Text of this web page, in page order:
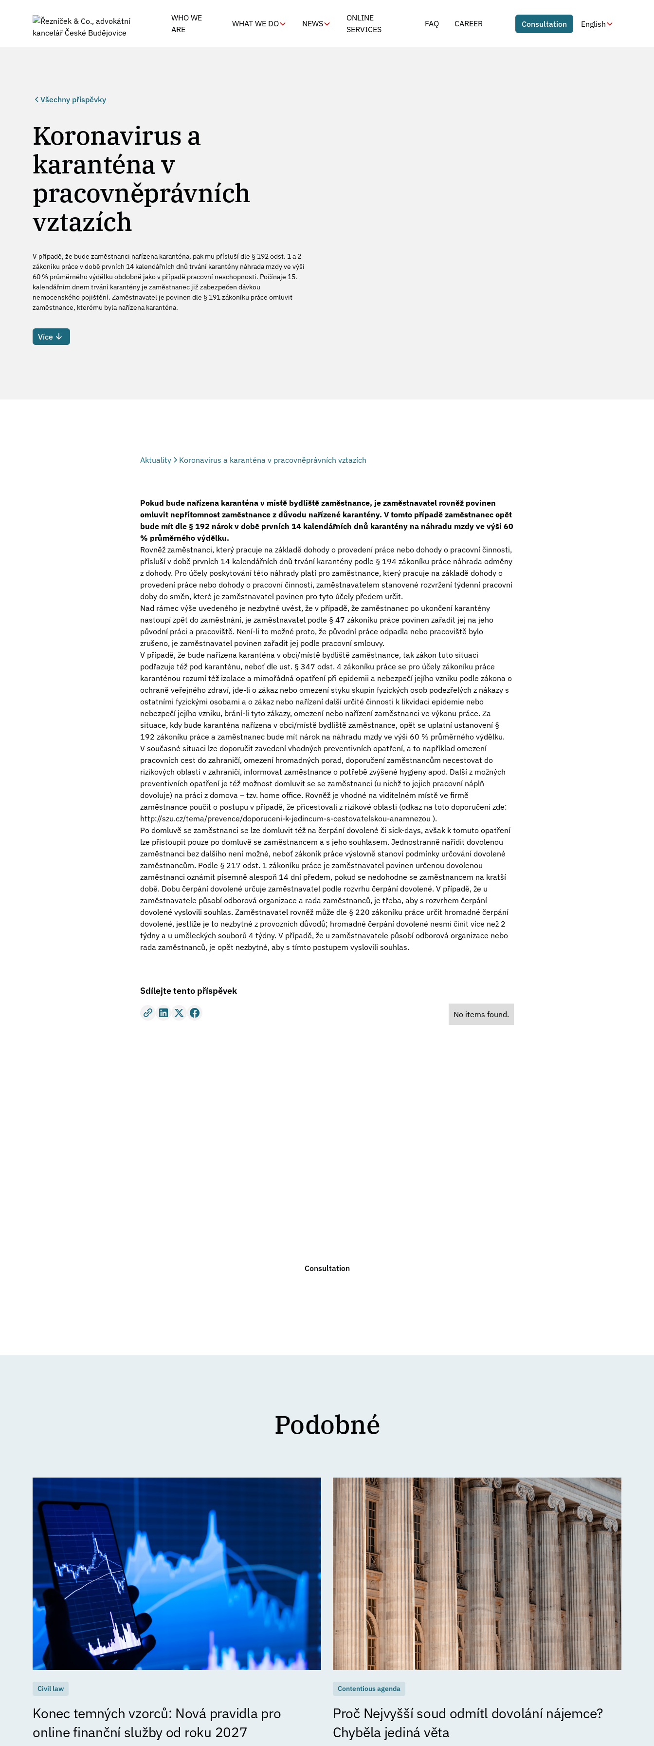
WHO WE
ARE
WHAT WE DO NEWS
ONLINE
SERVICES
FAQ CAREER Consultation English
Všechny příspěvky
Koronavirus a
karanténa v
pracovněprávních
vztazích
V případě, že bude zaměstnanci nařízena karanténa, pak mu přísluší dle § 192 odst. 1 a 2
zákoníku práce v době prvních 14 kalendářních dnů trvání karantény náhrada mzdy ve výši
60 % průměrného výdělku obdobně jako v případě pracovní neschopnosti. Počínaje 15.
kalendářním dnem trvání karantény je zaměstnanec již zabezpečen dávkou
nemocenského pojištění. Zaměstnavatel je povinen dle § 191 zákoníku práce omluvit
zaměstnance, kterému byla nařízena karanténa.
Více
Aktuality Koronavirus a karanténa v pracovněprávních vztazích
Pokud bude nařízena karanténa v místě bydliště zaměstnance, je zaměstnavatel rovněž povinen
omluvit nepřítomnost zaměstnance z důvodu nařízené karantény. V tomto případě zaměstnanec opět
bude mít dle § 192 nárok v době prvních 14 kalendářních dnů karantény na náhradu mzdy ve výši 60
% průměrného výdělku.
Rovněž zaměstnanci, který pracuje na základě dohody o provedení práce nebo dohody o pracovní činnosti,
přísluší v době prvních 14 kalendářních dnů trvání karantény podle § 194 zákoníku práce náhrada odměny
z dohody. Pro účely poskytování této náhrady platí pro zaměstnance, který pracuje na základě dohody o
provedení práce nebo dohody o pracovní činnosti, zaměstnavatelem stanovené rozvržení týdenní pracovní
doby do směn, které je zaměstnavatel povinen pro tyto účely předem určit.
Nad rámec výše uvedeného je nezbytné uvést, že v případě, že zaměstnanec po ukončení karantény
nastoupí zpět do zaměstnání, je zaměstnavatel podle § 47 zákoníku práce povinen zařadit jej na jeho
původní práci a pracoviště. Není-li to možné proto, že původní práce odpadla nebo pracoviště bylo
zrušeno, je zaměstnavatel povinen zařadit jej podle pracovní smlouvy.
V případě, že bude nařízena karanténa v obci/místě bydliště zaměstnance, tak zákon tuto situaci
podřazuje též pod karanténu, neboť dle ust. § 347 odst. 4 zákoníku práce se pro účely zákoníku práce
karanténou rozumí též izolace a mimořádná opatření při epidemii a nebezpečí jejího vzniku podle zákona o
ochraně veřejného zdraví, jde-li o zákaz nebo omezení styku skupin fyzických osob podezřelých z nákazy s
ostatními fyzickými osobami a o zákaz nebo nařízení další určité činnosti k likvidaci epidemie nebo
nebezpečí jejího vzniku, brání-li tyto zákazy, omezení nebo nařízení zaměstnanci ve výkonu práce. Za
situace, kdy bude karanténa nařízena v obci/místě bydliště zaměstnance, opět se uplatní ustanovení §
192 zákoníku práce a zaměstnanec bude mít nárok na náhradu mzdy ve výši 60 % průměrného výdělku.
V současné situaci lze doporučit zavedení vhodných preventivních opatření, a to například omezení
pracovních cest do zahraničí, omezení hromadných porad, doporučení zaměstnancům necestovat do
rizikových oblastí v zahraničí, informovat zaměstnance o potřebě zvýšené hygieny apod. Další z možných
preventivních opatření je též možnost domluvit se se zaměstnanci (u nichž to jejich pracovní náplň
dovoluje) na práci z domova – tzv. home office. Rovněž je vhodné na viditelném místě ve firmě
zaměstnance poučit o postupu v případě, že přicestovali z rizikové oblasti (odkaz na toto doporučení zde:
http://szu.cz/tema/prevence/doporuceni-k-jedincum-s-cestovatelskou-anamnezou ).
Po domluvě se zaměstnanci se lze domluvit též na čerpání dovolené či sick-days, avšak k tomuto opatření
lze přistoupit pouze po domluvě se zaměstnancem a s jeho souhlasem. Jednostranně nařídit dovolenou
zaměstnanci bez dalšího není možné, neboť zákoník práce výslovně stanoví podmínky určování dovolené
zaměstnancům. Podle § 217 odst. 1 zákoníku práce je zaměstnavatel povinen určenou dovolenou
zaměstnanci oznámit písemně alespoň 14 dní předem, pokud se nedohodne se zaměstnancem na kratší
době. Dobu čerpání dovolené určuje zaměstnavatel podle rozvrhu čerpání dovolené. V případě, že u
zaměstnavatele působí odborová organizace a rada zaměstnanců, je třeba, aby s rozvrhem čerpání
dovolené vyslovili souhlas. Zaměstnavatel rovněž může dle § 220 zákoníku práce určit hromadné čerpání
dovolené, jestliže je to nezbytné z provozních důvodů; hromadné čerpání dovolené nesmí činit více než 2
týdny a u uměleckých souborů 4 týdny. V případě, že u zaměstnavatele působí odborová organizace nebo
rada zaměstnanců, je opět nezbytné, aby s tímto postupem vyslovili souhlas.
Sdílejte tento příspěvek
No items found.
Consultation
Podobné
Civil law
Konec temných vzorců: Nová pravidla pro
online finanční služby od roku 2027
Contentious agenda
Proč Nejvyšší soud odmítl dovolání nájemce?
Chyběla jediná věta